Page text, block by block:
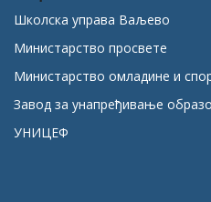
Школска управа Ваљево
Министарство просвете
Министарство омладине и
Завод за унапређивање
УНИЦЕФ